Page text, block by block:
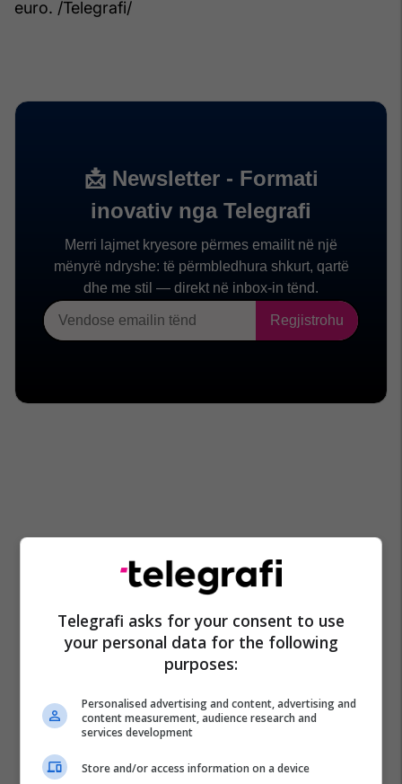
euro. /Telegrafi/
Telegrafi asks for your consent to use
your personal data for the following
purposes:
Personalised advertising and content, advertising and
content measurement, audience research and
services development
Store and/or access information on a device